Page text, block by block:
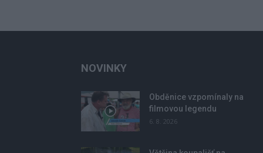
NOVINKY
Obděnice vzpomínaly na
filmovou legendu
6. 8. 2026